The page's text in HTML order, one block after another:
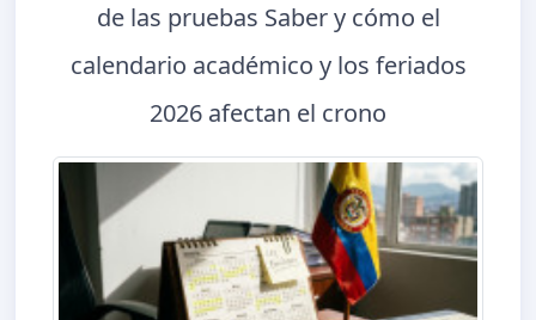
de las pruebas Saber y cómo el
calendario académico y los feriados
2026 afectan el crono